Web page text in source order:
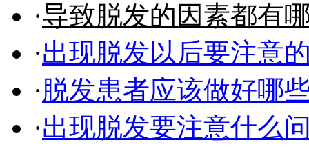
·导致脱发的因素都有
·出现脱发以后要注意
·脱发患者应该做好哪
·出现脱发要注意什么